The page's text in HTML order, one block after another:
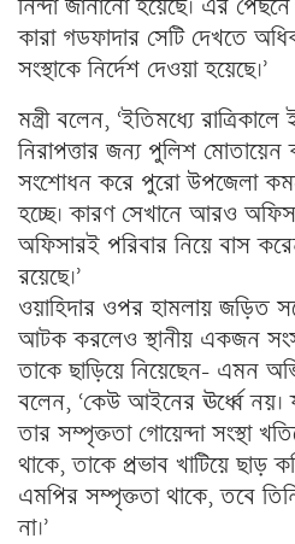
নিন্দা জানানো হয়েছে। এর
কারা গডফাদার সেটি দেখতে
সংস্থাকে নির্দেশ দেওয়া হয়েছে।’
মন্ত্রী বলেন, ‘ইতিমধ্যে
নিরাপত্তার জন্য পুলিশ
সংশোধন করে পুরো উপজেলা
হচ্ছে। কারণ সেখানে আরও
অফিসারই পরিবার নিয়ে বাস
রয়েছে।’
ওয়াহিদার ওপর হামলায় জড়িত
আটক করলেও স্থানীয় একজন
তাকে ছাড়িয়ে নিয়েছেন- এমন
বলেন, ‘কেউ আইনের ঊর্ধ্বে নয়।
তার সম্পৃক্ততা গোয়েন্দা সংস্থা
থাকে, তাকে প্রভাব খাটিয়ে ছাড়
এমপির সম্পৃক্ততা থাকে, তবে
না।’